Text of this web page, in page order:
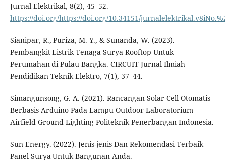
Jurnal Elektrikal, 8(2), 45–52.
https://doi.org/https://doi.org/10.34151/
Sianipar, R., Puriza, M. Y., & Sunanda, W. (2023).
Pembangkit Listrik Tenaga Surya Rooftop Untuk
Perumahan di Pulau Bangka. CIRCUIT Jurnal Ilmiah
Pendidikan Teknik Elektro, 7(1), 37–44.
Simangunsong, G. A. (2021). Rancangan Solar Cell Otomatis
Berbasis Arduino Pada Lampu Outdoor Laboratorium
Airfield Ground Lighting Politeknik Penerbangan Indonesia.
Sun Energy. (2022). Jenis-jenis Dan Rekomendasi Terbaik
Panel Surya Untuk Bangunan Anda.